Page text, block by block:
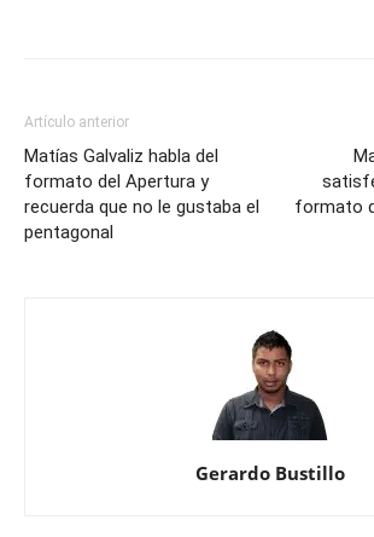
Artículo anterior
Matías Galvaliz habla del
formato del Apertura y
recuerda que no le gustaba el
pentagonal
formato
Gerardo Bustillo